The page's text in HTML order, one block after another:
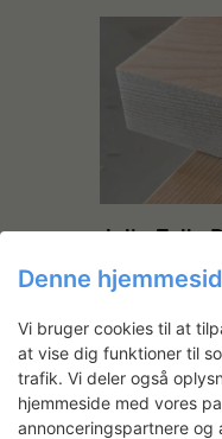
Julie Falk:
samarbejde
på
Denne
Vi bruger cookies til at
at vise dig funktioner til
trafik. Vi deler også
hjemmeside med vores
annonceringspartnere og